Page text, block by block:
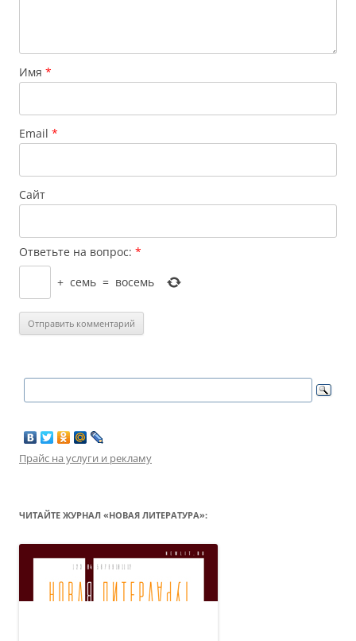
Имя *
Email *
Сайт
Ответьте на вопрос: *
+ семь = восемь
Прайс на услуги и рекламу
ЧИТАЙТЕ ЖУРНАЛ «НОВАЯ ЛИТЕРАТУРА»: